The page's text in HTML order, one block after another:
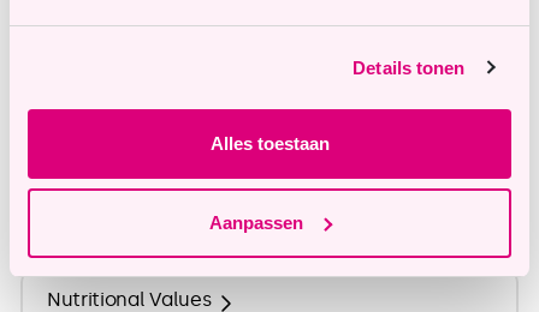
Details tonen
Alles toestaan
Aanpassen
Nutritional Values